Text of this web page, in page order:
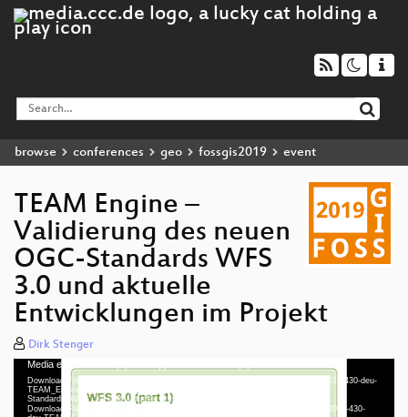
browse conferences geo fossgis2019 event
TEAM Engine –
Validierung des neuen
OGC-Standards WFS
3.0 und aktuelle
Entwicklungen im Projekt
Dirk Stenger
Video
Player
Media error: Format(s) not supported or source(s) not found
Download File: https://cdn.media.ccc.de/events/fossgis/2019/h264-hd/fossgis2019-430-deu-
TEAM_Engine_-_Validierung_des_neuen_OGC-
Standards_WFS_30_und_aktuelle_Entwicklungen_im_Projekt_hd.mp4
Download File: https://cdn.media.ccc.de/events/fossgis/2019/webm-hd/fossgis2019-430-